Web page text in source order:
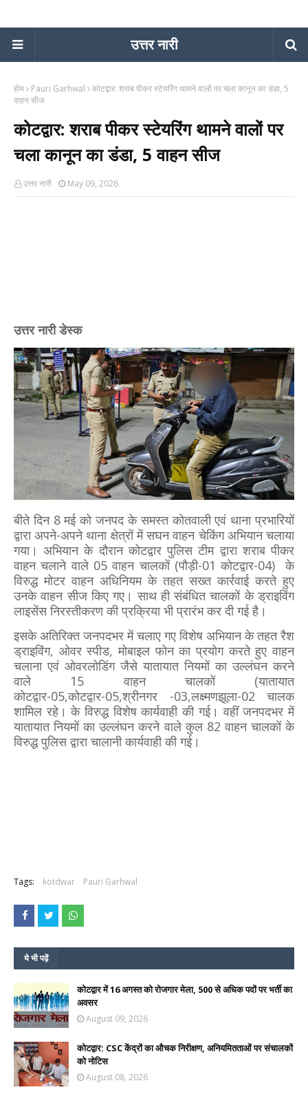
उत्तर नारी
होम Pauri Garhwal
कोटद्वार: शराब पीकर स्टेयरिंग थामने वालों पर चला कानून का डंडा, 5
वाहन सीज
कोटद्वार: शराब पीकर स्टेयरिंग थामने वालों पर
चला कानून का डंडा, 5 वाहन सीज
उत्तर नारी May 09, 2026
उत्तर नारी डेस्क
बीते दिन 8 मई को जनपद के समस्त कोतवाली एवं थाना प्रभारियों
द्वारा अपने-अपने थाना क्षेत्रों में सघन वाहन चेकिंग अभियान चलाया
गया। अभियान के दौरान कोटद्वार पुलिस टीम द्वारा शराब पीकर
वाहन चलाने वाले 05 वाहन चालकों (पौड़ी-01 कोटद्वार-04) के
विरुद्ध मोटर वाहन अधिनियम के तहत सख्त कार्रवाई करते हुए
उनके वाहन सीज किए गए। साथ ही संबंधित चालकों के ड्राइविंग
लाइसेंस निरस्तीकरण की प्रक्रिया भी प्रारंभ कर दी गई है।
इसके अतिरिक्त जनपदभर में चलाए गए विशेष अभियान के तहत रैश
ड्राइविंग, ओवर स्पीड, मोबाइल फोन का प्रयोग करते हुए वाहन
चलाना एवं ओवरलोडिंग जैसे यातायात नियमों का उल्लंघन करने
वाले 15 वाहन चालकों (यातायात
कोटद्वार-05,कोटद्वार-05,श्रीनगर -03,लक्ष्मणझूला-02 चालक
शामिल रहे। के विरुद्ध विशेष कार्यवाही की गई। वहीं जनपदभर में
यातायात नियमों का उल्लंघन करने वाले कुल 82 वाहन चालकों के
विरुद्ध पुलिस द्वारा चालानी कार्यवाही की गई।
Tags: kotdwar Pauri Garhwal
ये भी पढ़ें
कोटद्वार में 16 अगस्त को रोजगार मेला, 500 से अधिक पदों पर भर्ती का
अवसर
August 09, 2026
कोटद्वार: CSC केंद्रों का औचक निरीक्षण, अनियमितताओं पर संचालकों
को नोटिस
August 08, 2026